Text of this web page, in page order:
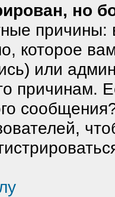
но
которое
или
причинам.